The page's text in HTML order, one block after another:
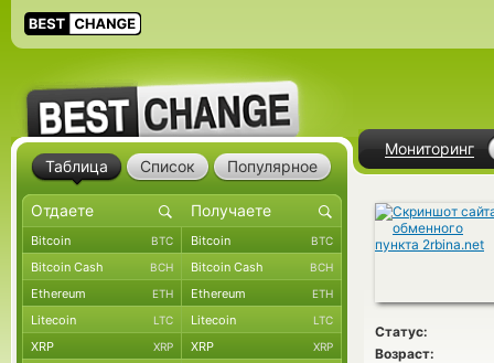
Мониторинг
Статус:
Возраст:
Таблица Список Популярное
Bitcoin BTC Bitcoin BTC
Bitcoin Cash BCH Bitcoin Cash BCH
Ethereum ETH Ethereum ETH
Litecoin LTC Litecoin LTC
XRP XRP XRP XRP